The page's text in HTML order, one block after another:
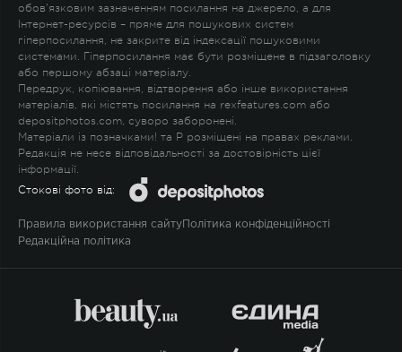
обов'язковим зазначенням посилання на джерело, а для
Інтернет-ресурсів – пряме для пошукових систем
гіперпосилання, не закрите від індексації пошуковими
системами. Гіперпосилання має бути розміщене в підзаголовку
або першому абзаці матеріалу.
Передрук, копіювання, відтворення або інше використання
матеріалів, які містять посилання на rexfeatures.com або
depositphotos.com, суворо заборонені.
Матеріали із позначками! та P розміщені на правах реклами.
Редакція не несе відповідальності за достовірність цієї
інформації.
Стокові фото від:
Правила використання сайту Політика конфіденційності
Редакційна політика